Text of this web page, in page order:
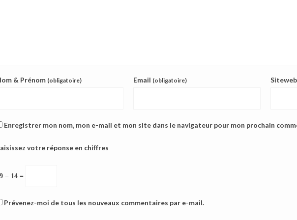
& Prénom (obligatoire) Email (obligatoire) Siteweb
Enregistrer mon nom, mon e-mail et mon site dans le navigateur pour mon prochain
votre réponse en chiffres
− 14 =
Prévenez-moi de tous les nouveaux commentaires par e-mail.